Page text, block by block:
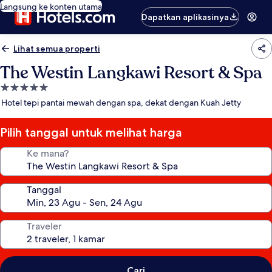
Langsung ke konten utama
Dapatkan aplikasinya
Lihat semua properti
The Westin Langkawi Resort & Spa
Properti
bintang
Hotel tepi pantai mewah dengan spa, dekat dengan Kuah Jetty
Pilih tanggal untuk melihat harga
Ke mana?
Tanggal
Traveler